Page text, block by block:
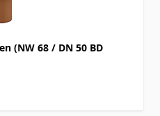
(NW 68 / DN 50 BD